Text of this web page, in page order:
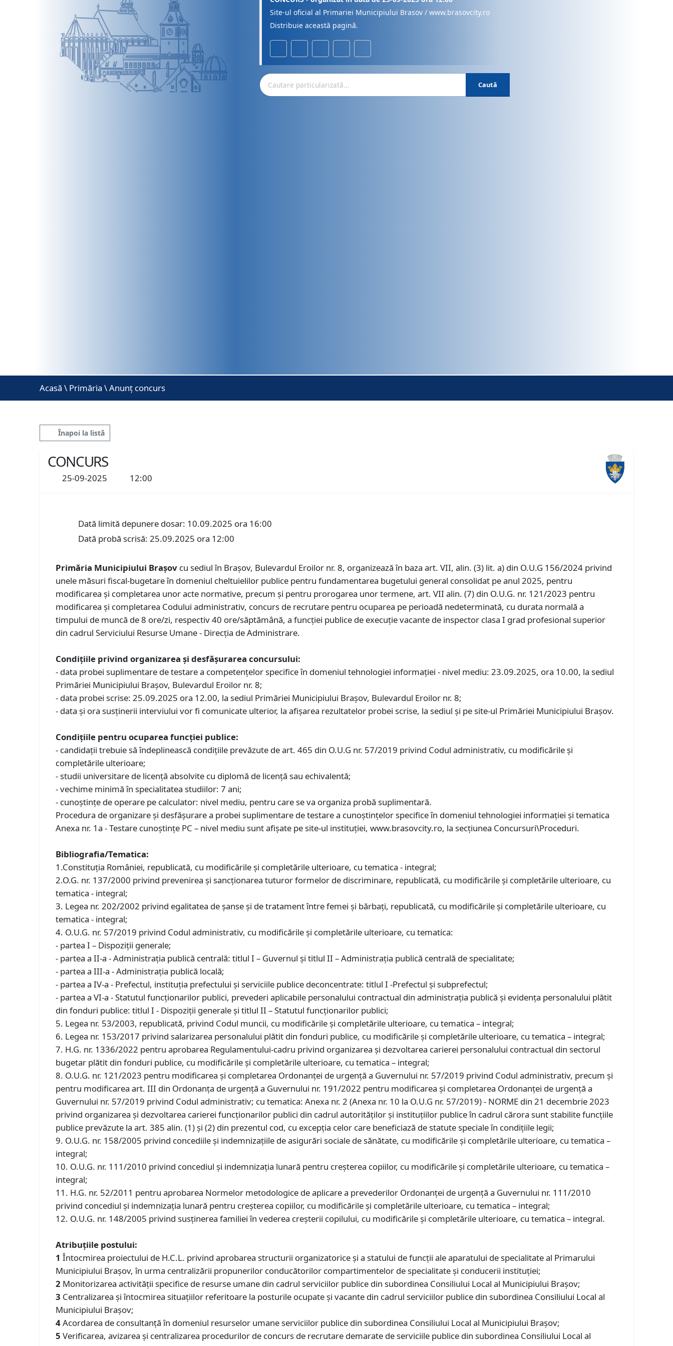
Site-ul oficial al Primariei Municipiului Brasov / www.brasovcity.ro
Distribuie această pagină.
Caută
Acasă \ Primăria \ Anunț concurs
Înapoi la listă
CONCURS
25-09-2025 12:00
Dată limită depunere dosar: 10.09.2025 ora 16:00
Dată probă scrisă: 25.09.2025 ora 12:00
Primăria Municipiului Braşov cu sediul în Braşov, Bulevardul Eroilor nr. 8, organizează în baza art. VII, alin. (3) lit. a) din O.U.G 156/2024 privind
unele măsuri fiscal-bugetare în domeniul cheltuielilor publice pentru fundamentarea bugetului general consolidat pe anul 2025, pentru
modificarea şi completarea unor acte normative, precum şi pentru prorogarea unor termene, art. VII alin. (7) din O.U.G. nr. 121/2023 pentru
modificarea și completarea Codului administrativ, concurs de recrutare pentru ocuparea pe perioadă nedeterminată, cu durata normală a
timpului de muncă de 8 ore/zi, respectiv 40 ore/săptămână, a funcţiei publice de execuţie vacante de inspector clasa I grad profesional superior
din cadrul Serviciului Resurse Umane - Direcția de Administrare.
Condiţiile privind organizarea și desfăşurarea concursului:
- data probei suplimentare de testare a competențelor specifice în domeniul tehnologiei informației - nivel mediu: 23.09.2025, ora 10.00, la sediul
Primăriei Municipiului Braşov, Bulevardul Eroilor nr. 8;
- data probei scrise: 25.09.2025 ora 12.00, la sediul Primăriei Municipiului Braşov, Bulevardul Eroilor nr. 8;
- data și ora susținerii interviului vor fi comunicate ulterior, la afişarea rezultatelor probei scrise, la sediul și pe site-ul Primăriei Municipiului Braşov.
Condiţiile pentru ocuparea funcției publice:
- candidații trebuie să îndeplinească condiţiile prevăzute de art. 465 din O.U.G nr. 57/2019 privind Codul administrativ, cu modificările și
completările ulterioare;
- studii universitare de licenţă absolvite cu diplomă de licenţă sau echivalentă;
- vechime minimă în specialitatea studiilor: 7 ani;
- cunoștințe de operare pe calculator: nivel mediu, pentru care se va organiza probă suplimentară.
Procedura de organizare şi desfăşurare a probei suplimentare de testare a cunoştinţelor specifice în domeniul tehnologiei informaţiei şi tematica
Anexa nr. 1a - Testare cunoştinţe PC – nivel mediu sunt afişate pe site-ul instituţiei, www.brasovcity.ro, la secţiunea Concursuri\Proceduri.
Bibliografia/Tematica:
1.Constituția României, republicată, cu modificările și completările ulterioare, cu tematica - integral;
2.O.G. nr. 137/2000 privind prevenirea şi sancţionarea tuturor formelor de discriminare, republicată, cu modificările şi completările ulterioare, cu
tematica - integral;
3. Legea nr. 202/2002 privind egalitatea de şanse şi de tratament între femei şi bărbaţi, republicată, cu modificările şi completările ulterioare, cu
tematica - integral;
4. O.U.G. nr. 57/2019 privind Codul administrativ, cu modificările și completările ulterioare, cu tematica:
- partea I – Dispoziții generale;
- partea a II-a - Administrația publică centrală: titlul I – Guvernul și titlul II – Administrația publică centrală de specialitate;
- partea a III-a - Administrația publică locală;
- partea a IV-a - Prefectul, instituția prefectului și serviciile publice deconcentrate: titlul I -Prefectul și subprefectul;
- partea a VI-a - Statutul funcționarilor publici, prevederi aplicabile personalului contractual din administrația publică și evidența personalului plătit
din fonduri publice: titlul I - Dispoziții generale și titlul II – Statutul funcționarilor publici;
5. Legea nr. 53/2003, republicată, privind Codul muncii, cu modificările și completările ulterioare, cu tematica – integral;
6. Legea nr. 153/2017 privind salarizarea personalului plătit din fonduri publice, cu modificările și completările ulterioare, cu tematica – integral;
7. H.G. nr. 1336/2022 pentru aprobarea Regulamentului-cadru privind organizarea şi dezvoltarea carierei personalului contractual din sectorul
bugetar plătit din fonduri publice, cu modificările și completările ulterioare, cu tematica – integral;
8. O.U.G. nr. 121/2023 pentru modificarea şi completarea Ordonanţei de urgenţă a Guvernului nr. 57/2019 privind Codul administrativ, precum şi
pentru modificarea art. III din Ordonanţa de urgenţă a Guvernului nr. 191/2022 pentru modificarea şi completarea Ordonanţei de urgenţă a
Guvernului nr. 57/2019 privind Codul administrativ; cu tematica: Anexa nr. 2 (Anexa nr. 10 la O.U.G nr. 57/2019) - NORME din 21 decembrie 2023
privind organizarea şi dezvoltarea carierei funcţionarilor publici din cadrul autorităţilor şi instituţiilor publice în cadrul cărora sunt stabilite funcţiile
publice prevăzute la art. 385 alin. (1) şi (2) din prezentul cod, cu excepţia celor care beneficiază de statute speciale în condiţiile legii;
9. O.U.G. nr. 158/2005 privind concediile şi indemnizaţiile de asigurări sociale de sănătate, cu modificările și completările ulterioare, cu tematica –
integral;
10. O.U.G. nr. 111/2010 privind concediul şi indemnizaţia lunară pentru creşterea copiilor, cu modificările și completările ulterioare, cu tematica –
integral;
11. H.G. nr. 52/2011 pentru aprobarea Normelor metodologice de aplicare a prevederilor Ordonanţei de urgenţă a Guvernului nr. 111/2010
privind concediul şi indemnizaţia lunară pentru creşterea copiilor, cu modificările și completările ulterioare, cu tematica – integral;
12. O.U.G. nr. 148/2005 privind susţinerea familiei în vederea creşterii copilului, cu modificările și completările ulterioare, cu tematica – integral.
Atribuțiile postului:
1 Întocmirea proiectului de H.C.L. privind aprobarea structurii organizatorice şi a statului de funcţii ale aparatului de specialitate al Primarului
Municipiului Braşov, în urma centralizării propunerilor conducătorilor compartimentelor de specialitate şi conducerii instituţiei;
2 Monitorizarea activității specifice de resurse umane din cadrul serviciilor publice din subordinea Consiliului Local al Municipiului Brașov;
3 Centralizarea și întocmirea situațiilor referitoare la posturile ocupate și vacante din cadrul serviciilor publice din subordinea Consiliului Local al
Municipiului Brașov;
4Acordarea de consultanță în domeniul resurselor umane serviciilor publice din subordinea Consiliului Local al Municipiului Brașov;
5 Verificarea, avizarea și centralizarea procedurilor de concurs de recrutare demarate de serviciile publice din subordinea Consiliului Local al